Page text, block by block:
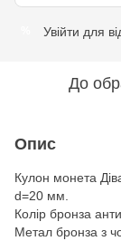
Увійти для
До
Опис
Кулон монета
d=20 мм.
Колір бронза
Метал бронза з